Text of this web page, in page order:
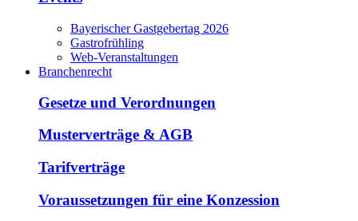
Bayerischer Gastgebertag 2026
Gastrofrühling
Web-Veranstaltungen
Branchenrecht
Gesetze und Verordnungen
Musterverträge & AGB
Tarifverträge
Voraussetzungen für eine Konzession